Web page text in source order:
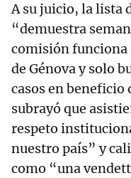
A su juicio, la lista
“demuestra
comisión funciona
de Génova y solo
casos en beneficio
subrayó que
respeto
nuestro país” y
como “una